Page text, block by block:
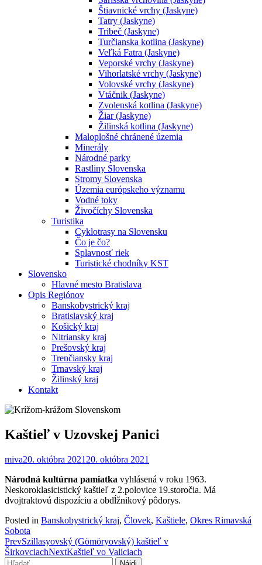
Štiavnické vrchy (Jaskyne)
Tatry (Jaskyne)
Tribeč (Jaskyne)
Turčianska kotlina (Jaskyne)
Veľká Fatra (Jaskyne)
Veporské vrchy (Jaskyne)
Vihorlatské vrchy (Jaskyne)
Volovské vrchy (Jaskyne)
Vtáčnik (Jaskyne)
Zvolenská kotlina (Jaskyne)
Žiar (Jaskyne)
Žilinská kotlina (Jaskyne)
Maloplošné chránené územia
Minerály
Národné parky
Rastliny Slovenska
Stromy Slovenska
Územia európskeho významu
Vodné toky
Živočíchy Slovenska
Turistika
Cyklotrasy na Slovensku
Čo je čo?
Splavnosť riek
Turistické chodníky KST
Slovensko
Hlavné mesto Bratislava
Opis Regiónov
Banskobystrický kraj
Bratislavský kraj
Košický kraj
Nitriansky kraj
Prešovský kraj
Trenčiansky kraj
Trnavský kraj
Žilinský kraj
Kontakt
Kaštieľ v Uzovskej Panici
miva20. októbra 2021 20. októbra 2021
Národná kultúrna pamiatka vyhlásená v roku 1963.
Neskoroklasicistický kaštieľ z 2.polovice 19.storočia. Má
dvojtraktovú dispozíciu a obdĺžnikový pôdorys.
Posted in Banskobystrický kraj, Človek, Kaštiele, Okres Rimavská
Sobota
Post
navigation
PrevSzillasyovský (Gömöryovský) kaštieľ v
ŠirkovciachNextKaštieľ vo Valiciach
Hľadať: